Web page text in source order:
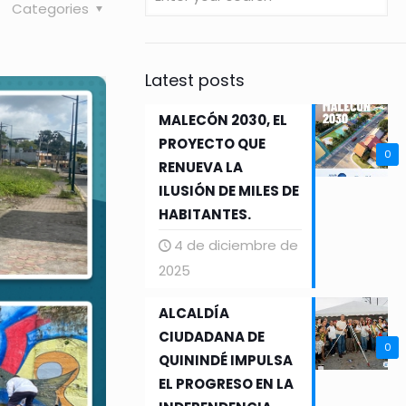
Categories
Latest posts
0
MALECÓN 2030, EL
PROYECTO QUE
RENUEVA LA
ILUSIÓN DE MILES DE
HABITANTES.
4 de diciembre de
2025
0
ALCALDÍA
CIUDADANA DE
QUININDÉ IMPULSA
EL PROGRESO EN LA